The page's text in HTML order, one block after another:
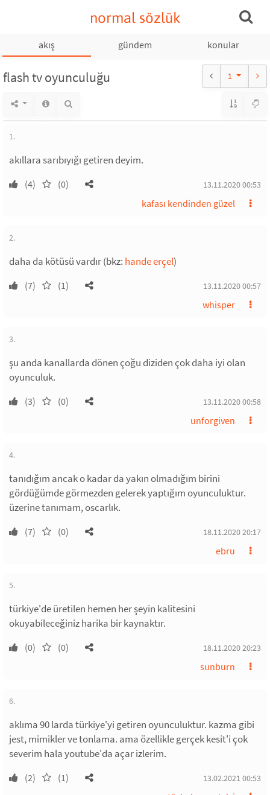
normal sözlük
akış gündem konular
flash tv oyunculuğu 1
1.
akıllara sarıbıyığı getiren deyim.
(4) (0) 13.11.2020 00:53
kafası kendinden güzel
2.
daha da kötüsü vardır (bkz: hande erçel)
(7) (1) 13.11.2020 00:57
whisper
3.
şu anda kanallarda dönen çoğu diziden çok daha iyi olan
oyunculuk.
(3) (0) 13.11.2020 00:58
unforgiven
4.
tanıdığım ancak o kadar da yakın olmadığım birini
gördüğümde görmezden gelerek yaptığım oyunculuktur.
üzerine tanımam, oscarlık.
(7) (0) 18.11.2020 20:17
ebru
5.
türkiye'de üretilen hemen her şeyin kalitesini
okuyabileceğiniz harika bir kaynaktır.
(0) (0) 18.11.2020 20:23
sunburn
6.
aklıma 90 larda türkiye'yi getiren oyunculuktur. kazma gibi
jest, mimikler ve tonlama. ama özellikle gerçek kesit'i çok
severim hala youtube'da açar izlerim.
(2) (1) 13.02.2021 00:53